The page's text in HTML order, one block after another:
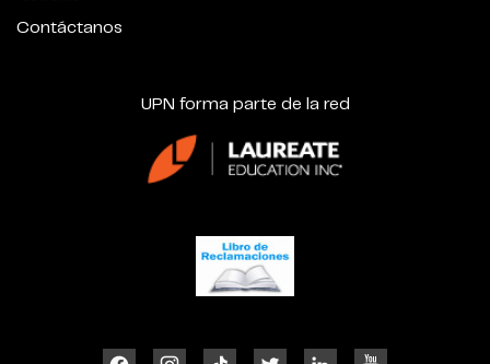
Contáctanos
UPN forma parte de la red